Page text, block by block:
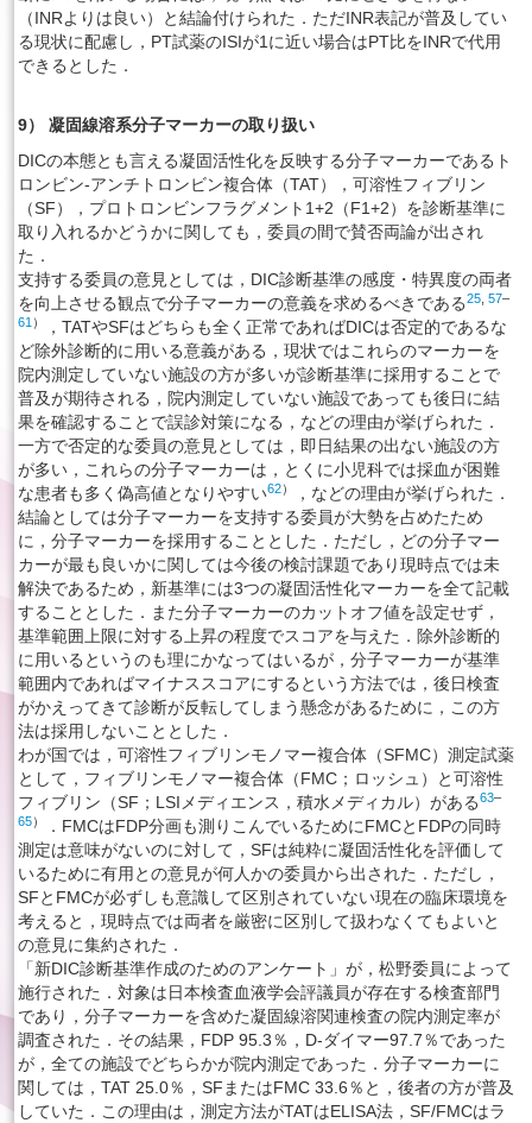
（INRよりは良い）と結論付けられた．ただINR表記が普及してい
る現状に配慮し，PT試薬のISIが1に近い場合はPT比をINRで代用
できるとした．
9） 凝固線溶系分子マーカーの取り扱い
DICの本態とも言える凝固活性化を反映する分子マーカーであるト
ロンビン-アンチトロンビン複合体（TAT），可溶性フィブリン
（SF），プロトロンビンフラグメント1+2（F1+2）を診断基準に
取り入れるかどうかに関しても，委員の間で賛否両論が出され
た．
支持する委員の意見としては，DIC診断基準の感度・特異度の両者
を向上させる観点で分子マーカーの意義を求めるべきである25 57–
61 ）
，TATやSFはどちらも全く正常であればDICは否定的であるな
ど除外診断的に用いる意義がある，現状ではこれらのマーカーを
院内測定していない施設の方が多いが診断基準に採用することで
普及が期待される，院内測定していない施設であっても後日に結
果を確認することで誤診対策になる，などの理由が挙げられた．
一方で否定的な委員の意見としては，即日結果の出ない施設の方
が多い，これらの分子マーカーは，とくに小児科では採血が困難
な患者も多く偽高値となりやすい62）
，などの理由が挙げられた．
結論としては分子マーカーを支持する委員が大勢を占めたため
に，分子マーカーを採用することとした．ただし，どの分子マー
カーが最も良いかに関しては今後の検討課題であり現時点では未
解決であるため，新基準には3つの凝固活性化マーカーを全て記載
することとした．また分子マーカーのカットオフ値を設定せず，
基準範囲上限に対する上昇の程度でスコアを与えた．除外診断的
に用いるというのも理にかなってはいるが，分子マーカーが基準
範囲内であればマイナススコアにするという方法では，後日検査
がかえってきて診断が反転してしまう懸念があるために，この方
法は採用しないこととした．
わが国では，可溶性フィブリンモノマー複合体（SFMC）測定試薬
として，フィブリンモノマー複合体（FMC；ロッシュ）と可溶性
フィブリン（SF；LSIメディエンス，積水メディカル）がある63–
65）
．FMCはFDP分画も測りこんでいるためにFMCとFDPの同時
測定は意味がないのに対して，SFは純粋に凝固活性化を評価して
いるために有用との意見が何人かの委員から出された．ただし，
SFとFMCが必ずしも意識して区別されていない現在の臨床環境を
考えると，現時点では両者を厳密に区別して扱わなくてもよいと
の意見に集約された．
「新DIC診断基準作成のためのアンケート」が，松野委員によって
施行された．対象は日本検査血液学会評議員が存在する検査部門
であり，分子マーカーを含めた凝固線溶関連検査の院内測定率が
調査された．その結果，FDP 95.3％，D-ダイマー97.7％であった
が，全ての施設でどちらかが院内測定であった．分子マーカーに
関しては，TAT 25.0％，SFまたはFMC 33.6％と，後者の方が普及
していた．この理由は，測定方法がTATはELISA法，SF/FMCはラ